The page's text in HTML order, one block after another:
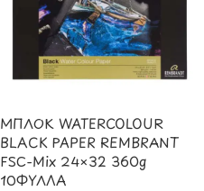
ΜΠΛΟΚ WATERCOLOUR
BLACK PAPER REMBRANT
FSC-Mix 24×32 360g
10ΦΥΛΛΑ